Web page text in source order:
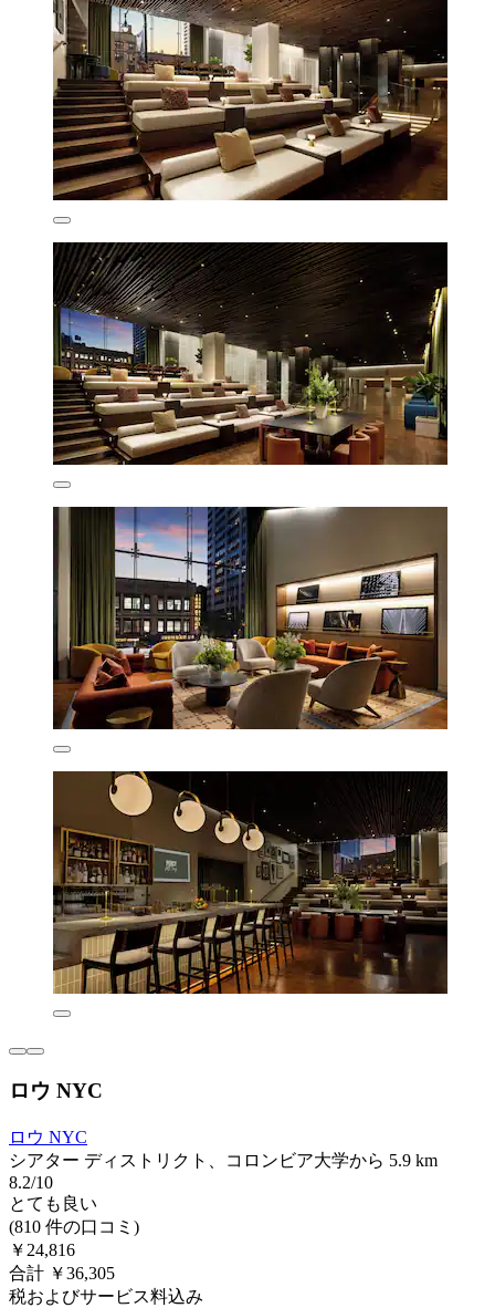
ロウ NYC
ロウ NYC
シアター ディストリクト、コロンビア大学から 5.9 km
8.2/10
とても良い
(810 件の口コミ)
￥24,816
合計 ￥36,305
税およびサービス料込み